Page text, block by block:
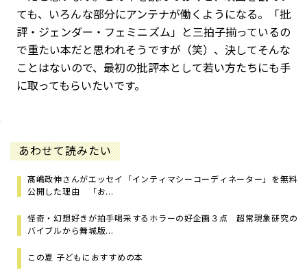
ても、いろんな部分にアンテナが働くようになる。「批
評・ジェンダー・フェミニズム」と三拍子揃っているの
で重たい本だと思われそうですが（笑）、決してそんな
ことはないので、最初の批評本として若い方たちにも手
に取ってもらいたいです。
あわせて読みたい
髙嶋政伸さんがエッセイ「インティマシーコーディネーター」を無料
公開した理由 「お...
怪奇・幻想好きが拍手喝采するホラーの好企画３点 超常現象研究の
バイブルから舞城版...
この夏 子どもにおすすめの本